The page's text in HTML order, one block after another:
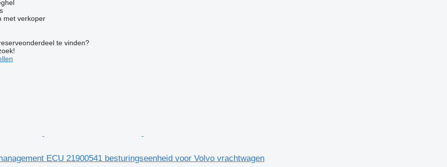
met verkoper
te vinden?
ECU 21900541 besturingseenheid voor Volvo vrachtwagen